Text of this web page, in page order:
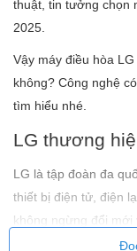
thuật, tin tưởng chọn
2025.
Vậy máy điều hòa
không? Công nghệ
tìm hiểu nhé.
LG thương
LG là tập đoàn đa
thiết bị điện tử, điện
không ngừng đổi mới
sống của bạn tốt hơn